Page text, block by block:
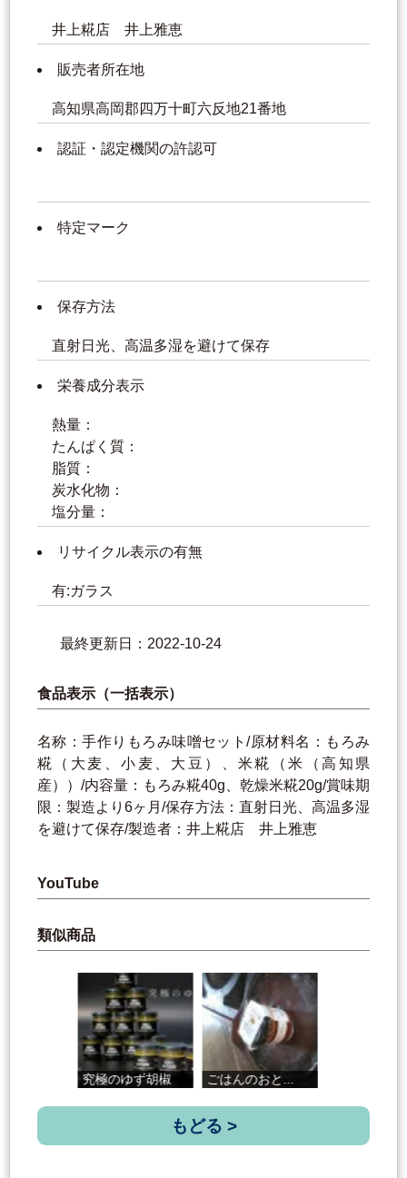
井上糀店 井上雅恵
販売者所在地
高知県高岡郡四万十町六反地21番地
認証・認定機関の許認可
特定マーク
保存方法
直射日光、高温多湿を避けて保存
栄養成分表示
熱量：
たんぱく質：
脂質：
炭水化物：
塩分量：
リサイクル表示の有無
有:ガラス
最終更新日：2022-10-24
食品表示（一括表示）
名称：手作りもろみ味噌セット/原材料名：もろみ
糀（大麦、小麦、大豆）、米糀（米（高知県
産））/内容量：もろみ糀40g、乾燥米糀20g/賞味期
限：製造より6ヶ月/保存方法：直射日光、高温多湿
を避けて保存/製造者：井上糀店 井上雅恵
YouTube
類似商品
究極のゆず胡椒 ごはんのおと... ケンシヨーに...
もどる >